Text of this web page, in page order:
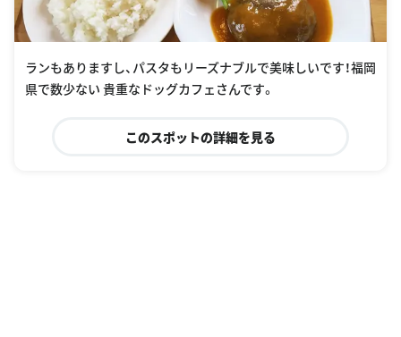
ランもありますし、パスタもリーズナブルで美味しいです！福岡
県で数少ない 貴重なドッグカフェさんです。
このスポットの詳細を見る